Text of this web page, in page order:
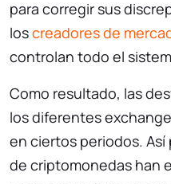
para corregir sus
loscreadores de
controlan todo el
Como resultado, las
los diferentes
en ciertos periodos.
de criptomonedas han